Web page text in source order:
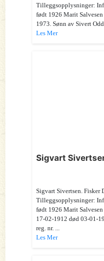
Tilleggsopplysninger:
født 1926 Marit
1973. Sønn av Sivert
Les Mer
Sigvart
Sigvart Sivertsen. Fisker
Tilleggsopplysninger:
født 1926 Marit
17-02-1912 død 03-01-
reg. nr. ...
Les Mer